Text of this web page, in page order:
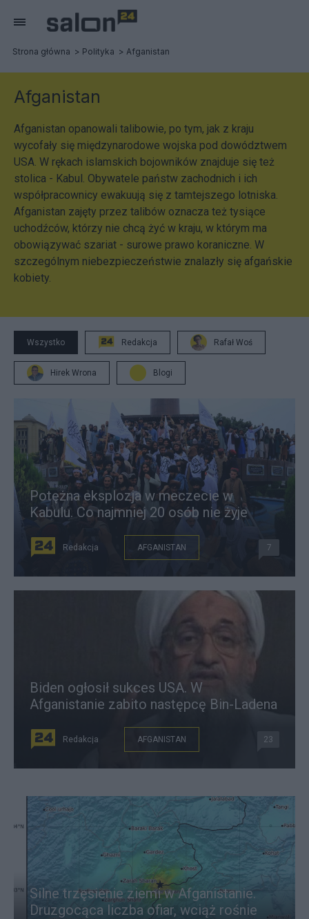
Strona główna Polityka Afganistan
Afganistan
Afganistan opanowali talibowie, po tym, jak z kraju
wycofały się międzynarodowe wojska pod dowództwem
USA. W rękach islamskich bojowników znajduje się też
stolica - Kabul. Obywatele państw zachodnich i ich
współpracownicy ewakuują się z tamtejszego lotniska.
Afganistan zajęty przez talibów oznacza też tysiące
uchodźców, którzy nie chcą żyć w kraju, w którym ma
obowiązywać szariat - surowe prawo koraniczne. W
szczególnym niebezpieczeństwie znalazły się afgańskie
kobiety.
Wszystko Redakcja Rafał Woś
Hirek Wrona Blogi
Potężna eksplozja w meczecie w
Kabulu. Co najmniej 20 osób nie żyje
Redakcja AFGANISTAN 7
Biden ogłosił sukces USA. W
Afganistanie zabito następcę Bin-Ladena
Redakcja AFGANISTAN 23
Silne trzęsienie ziemi w Afganistanie.
Druzgocąca liczba ofiar, wciąż rośnie